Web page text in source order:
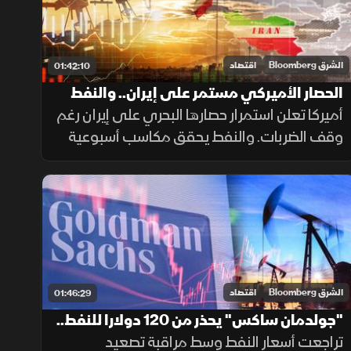
01:42:10 الشرق Bloomberg اقتصاد
الحصار الأميركي مستمر على إيران.. والنفط
يحقق مكاسب أسبوعية
أميركا تعلن استمرار حصارها البحري على إيران رغم
وقف الضربات. والنفط يحقق مكاسب أسبوعية
بـ10%، وتوقعات بالوصول لـ100 دولار للبرميل
بنهاية العام. و"السيادي السعودي" يبرم شراكات
تمويل بـ24.5 مليار دولار
01:46:29 الشرق Bloomberg اقتصاد
"جولدمان ساكس" يحذر من 120 دولارا للنفط..
وترمب يتوعد كندا برسوم جمركية
تراجعت أسعار النفط وسط مراقبة تصعيد